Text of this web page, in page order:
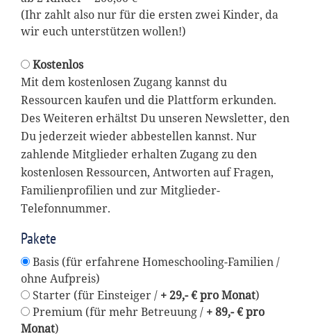
(Ihr zahlt also nur für die ersten zwei Kinder, da
wir euch unterstützen wollen!)
Kostenlos
Mit dem kostenlosen Zugang kannst du
Ressourcen kaufen und die Plattform erkunden.
Des Weiteren erhältst Du unseren Newsletter, den
Du jederzeit wieder abbestellen kannst. Nur
zahlende Mitglieder erhalten Zugang zu den
kostenlosen Ressourcen, Antworten auf Fragen,
Familienprofilien und zur Mitglieder-
Telefonnummer.
Pakete
Basis (für erfahrene Homeschooling-Familien /
ohne Aufpreis)
Starter (für Einsteiger / + 29,- € pro Monat)
Premium (für mehr Betreuung / + 89,- € pro
Monat)